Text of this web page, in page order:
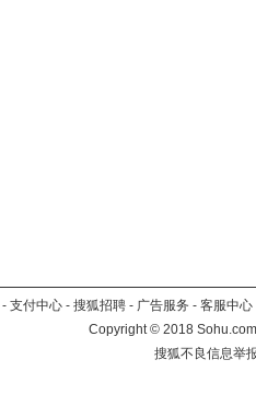
- 支付中心 - 搜狐招聘 - 广告服务 - 客服中心
Copyright©2018
搜狐不良信息举